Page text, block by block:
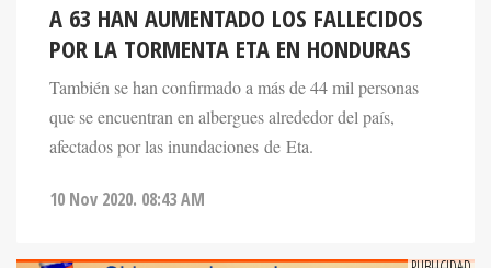
A 63 HAN AUMENTADO LOS FALLECIDOS
POR LA TORMENTA ETA EN HONDURAS
También se han confirmado a más de 44 mil personas
que se encuentran en albergues alrededor del país,
afectados por las inundaciones de Eta.
10 Nov 2020. 08:43 AM